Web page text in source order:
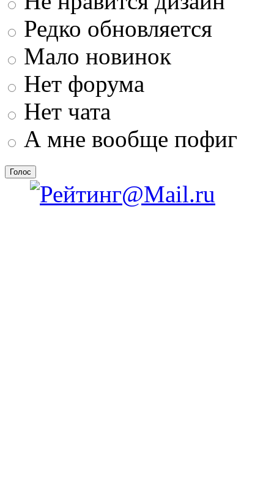
Редко обновляется
Мало новинок
Нет форума
Нет чата
А мне вообще пофиг